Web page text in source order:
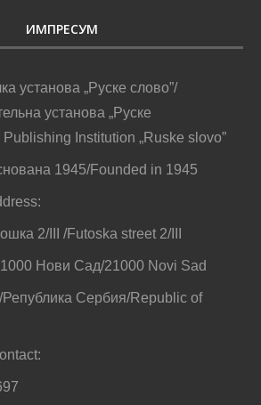
ИМПРЕСУМ
установа „Руске слово”/
установа „Руске
Institution „Ruske slovo”
1945/Founded in 1945
2/III /Futoska street 2/III
Нови Сад/21000 Novi Sad
Република Сербия/Republic of